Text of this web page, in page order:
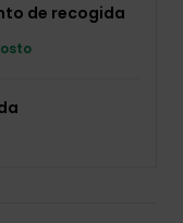
de recogida